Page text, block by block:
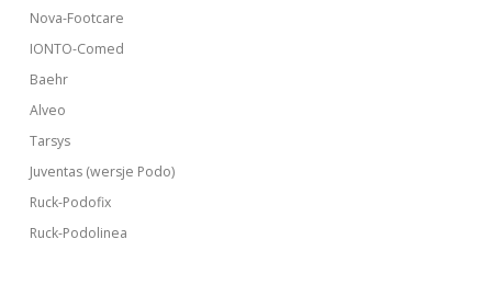
Nova-Footcare
IONTO-Comed
Baehr
Alveo
Tarsys
Juventas (wersje Podo)
Ruck-Podofix
Ruck-Podolinea